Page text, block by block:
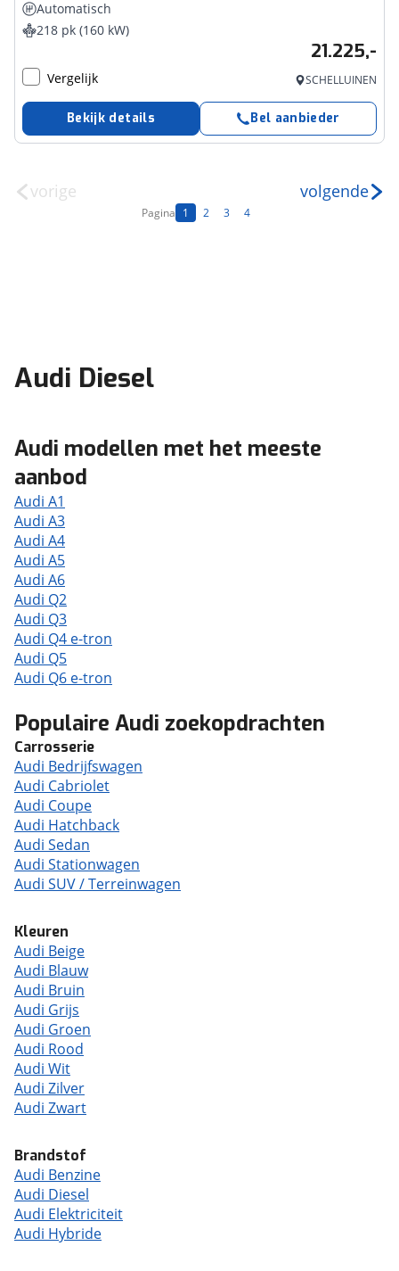
Automatisch
218 pk (160 kW)
21.225,-
Vergelijk SCHELLUINEN
Bekijk details Bel aanbieder
vorige
Pagina 1 2 3 4
volgende
Audi Diesel
Audi modellen met het meeste
aanbod
Audi A1
Audi A3
Audi A4
Audi A5
Audi A6
Audi Q2
Audi Q3
Audi Q4 e-tron
Audi Q5
Audi Q6 e-tron
Populaire Audi zoekopdrachten
Carrosserie
Audi Bedrijfswagen
Audi Cabriolet
Audi Coupe
Audi Hatchback
Audi Sedan
Audi Stationwagen
Audi SUV / Terreinwagen
Kleuren
Audi Beige
Audi Blauw
Audi Bruin
Audi Grijs
Audi Groen
Audi Rood
Audi Wit
Audi Zilver
Audi Zwart
Brandstof
Audi Benzine
Audi Diesel
Audi Elektriciteit
Audi Hybride